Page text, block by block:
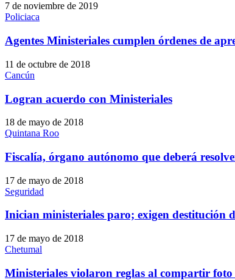
7 de noviembre de 2019
Policiaca
Agentes Ministeriales cumplen órdenes de
11 de octubre de 2018
Cancún
Logran acuerdo con Ministeriales
18 de mayo de 2018
Quintana Roo
Fiscalía, órgano autónomo que deberá
17 de mayo de 2018
Seguridad
Inician ministeriales paro; exigen destitución
17 de mayo de 2018
Chetumal
Ministeriales violaron reglas al compartir foto